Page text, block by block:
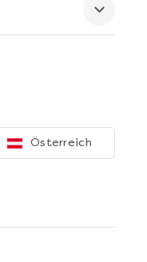
Österreich